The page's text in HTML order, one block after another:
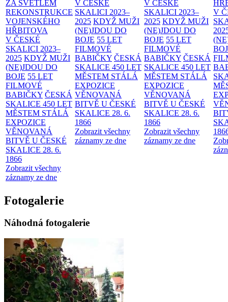
ZA SVĚTLEM
REKONSTRUKCE
VOJENSKÉHO
HŘBITOVA
V ČESKÉ
SKALICI 2023–
2025 KDYŽ MUŽI
(NE)JDOU DO
BOJE 55 LET
FILMOVÉ
BABIČKY ČESKÁ
SKALICE 450 LET
MĚSTEM STÁLÁ
EXPOZICE
VĚNOVANÁ
BITVĚ U ČESKÉ
SKALICE 28. 6.
1866
Zobrazit všechny
záznamy ze dne
V ČESKÉ
SKALICI 2023–
2025 KDYŽ MUŽI
(NE)JDOU DO
BOJE 55 LET
FILMOVÉ
BABIČKY ČESKÁ
SKALICE 450 LET
MĚSTEM STÁLÁ
EXPOZICE
VĚNOVANÁ
BITVĚ U ČESKÉ
SKALICE 28. 6.
1866
Zobrazit všechny
záznamy ze dne
V ČESKÉ
SKALICI 2023–
2025 KDYŽ MUŽI
(NE)JDOU DO
BOJE 55 LET
FILMOVÉ
BABIČKY ČESKÁ
SKALICE 450 LET
MĚSTEM STÁLÁ
EXPOZICE
VĚNOVANÁ
BITVĚ U ČESKÉ
SKALICE 28. 6.
1866
Zobrazit všechny
záznamy ze dne
V
Fotogalerie
Náhodná fotogalerie